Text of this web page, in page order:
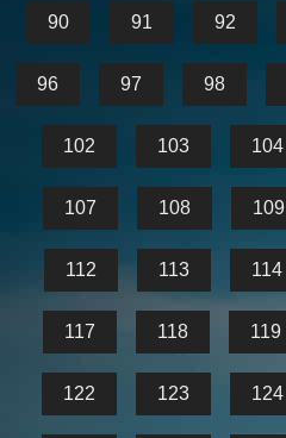
90 91 92
96 97 98
102 103 104
107 108 109
112 113 114
117 118 119
122 123 124